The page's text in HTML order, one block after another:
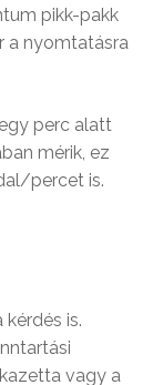
pikk-pakk
a nyomtatásra
perc alatt
mérik, ez
percet is.
is.
vagy a